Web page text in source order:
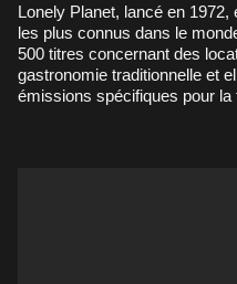
Lonely Planet, lancé en
les plus connus dans le
500 titres concernant des
gastronomie traditionnelle et
émissions spécifiques pour la